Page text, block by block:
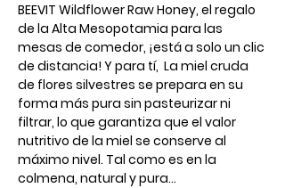
BEEVIT Wildflower Raw Honey, el regalo
de la Alta Mesopotamia para las
mesas de comedor, ¡está a solo un clic
de distancia! Y para tí, La miel cruda
de flores silvestres se prepara en su
forma más pura sin pasteurizar ni
filtrar, lo que garantiza que el valor
nutritivo de la miel se conserve al
máximo nivel. Tal como es en la
colmena, natural y pura…